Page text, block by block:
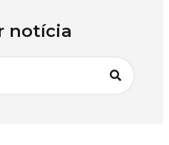
notícia